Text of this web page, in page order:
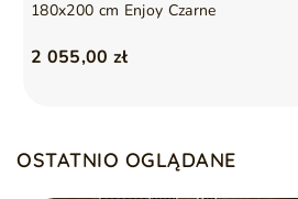
180x200 cm Enjoy Czarne
2 055,00 zł
OSTATNIO OGLĄDANE